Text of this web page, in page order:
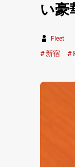
い豪
Fleet
新宿